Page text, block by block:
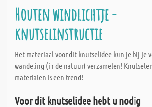
Houten windlichtje -
knutselinstructie
Het materiaal voor dit knutselidee kun je bij je
wandeling (in de natuur) verzamelen!
materialen is een trend!
Voor dit knutselidee hebt u nodig